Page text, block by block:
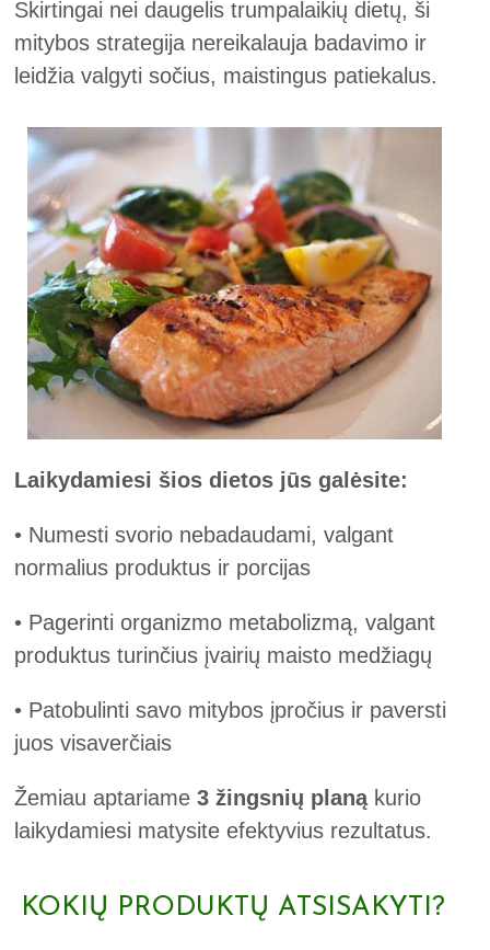
Skirtingai nei daugelis trumpalaikių dietų, ši
mitybos strategija nereikalauja badavimo ir
leidžia valgyti sočius, maistingus patiekalus.
Laikydamiesi šios dietos jūs galėsite:
• Numesti svorio nebadaudami, valgant
normalius produktus ir porcijas
• Pagerinti organizmo metabolizmą, valgant
produktus turinčius įvairių maisto medžiagų
• Patobulinti savo mitybos įpročius ir paversti
juos visaverčiais
Žemiau aptariame3 žingsnių planąkurio
laikydamiesi matysite efektyvius rezultatus.
KOKIŲ PRODUKTŲ ATSISAKYTI?